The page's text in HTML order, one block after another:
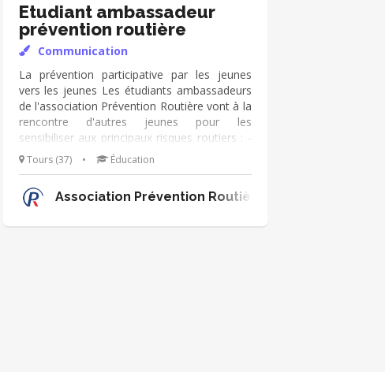
Etudiant ambassadeur
prévention routière
Communication
La prévention participative par les jeunes
vers les jeunes Les étudiants ambassadeurs
de l'association Prévention Routière vont à la
rencontre d'autres jeunes pour les
sensibiliser aux principaux risques routiers : -
alcool et conduite - vitesse - téléphone -
visibilité -... Grâce aux outils clés en main de
l'association et à son soutien, ils disposent
de nombreux outils pour réussir dans leur
Tours (37) • Éducation
Association Prévention Routière Centre-Val de